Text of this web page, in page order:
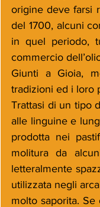
origine deve farsi
del 1700, alcuni
in quel periodo,
commercio
Giunti a Gioia,
tradizioni ed i loro
Trattasi di un tipo
alle linguine e
prodotta nei
molitura da
letteralmente
utilizzata negli
molto saporita.